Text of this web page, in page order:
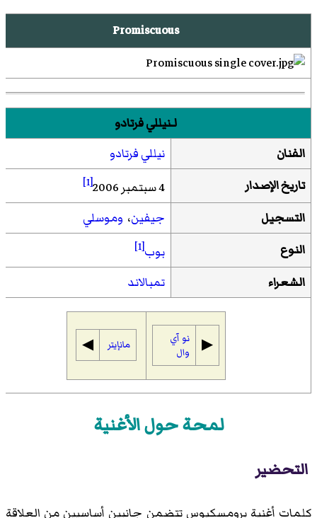
Promiscuous
لـنيللي فرتادو
الفنان
نيللي فرتادو
تاريخ الإصدار
4 سبتمبر 2006 [1]
التسجيل جيفين، وموسلي
النوع
بوب[1]
الشعراء تمبالاند
▶︎
نو آي
وال
مانإيتر ◀︎
لمحة حول الأغنية
التحضير
كلمات أغنية برومسكيوس تتضمن جانبين أساسيين من العلاقة